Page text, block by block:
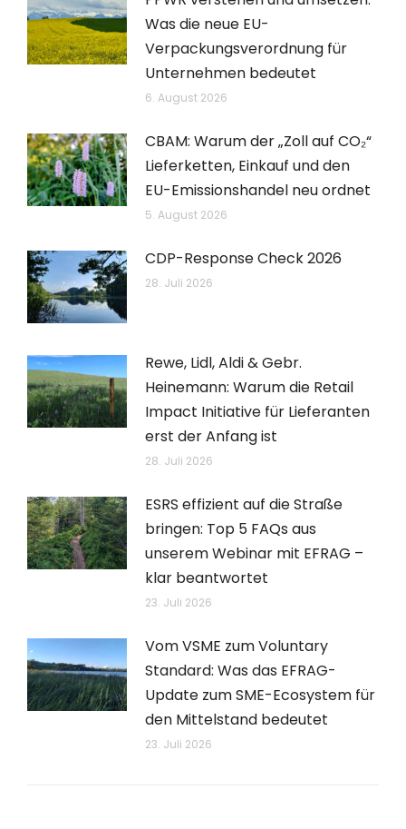
Was die neue EU-
Verpackungsverordnung für
Unternehmen bedeutet
6. August 2026
CBAM: Warum der „Zoll auf CO₂“
Lieferketten, Einkauf und den
EU-Emissionshandel neu ordnet
5. August 2026
CDP-Response Check 2026
28. Juli 2026
Rewe, Lidl, Aldi & Gebr.
Heinemann: Warum die Retail
Impact Initiative für Lieferanten
erst der Anfang ist
28. Juli 2026
ESRS effizient auf die Straße
bringen: Top 5 FAQs aus
unserem Webinar mit EFRAG –
klar beantwortet
23. Juli 2026
Vom VSME zum Voluntary
Standard: Was das EFRAG-
Update zum SME-Ecosystem für
den Mittelstand bedeutet
23. Juli 2026